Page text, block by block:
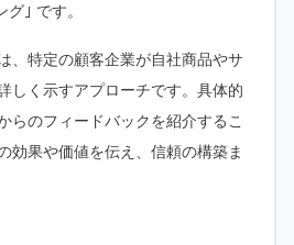
｣ です。
、特定の顧客企業が自社商品やサ
しく示すアプローチです。具体的
らのフィードバックを紹介するこ
効果や価値を伝え、信頼の構築ま